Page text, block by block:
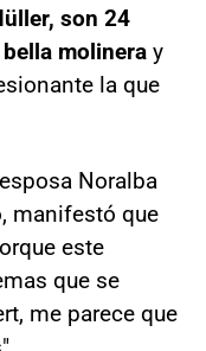
son 24
molinera y
la que
Noralba
manifestó que
este
que se
me parece que